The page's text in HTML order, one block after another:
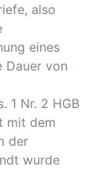
also
eines
Dauer von
1 Nr. 2 HGB
mit dem
der
wurde